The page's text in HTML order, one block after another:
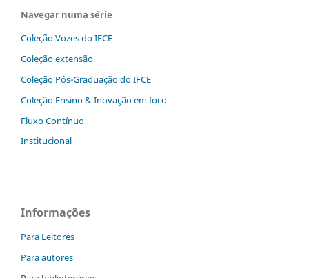
Navegar numa série
Coleção Vozes do IFCE
Coleção extensão
Coleção Pós-Graduação do IFCE
Coleção Ensino & Inovação em foco
Fluxo Contínuo
Institucional
Informações
Para Leitores
Para autores